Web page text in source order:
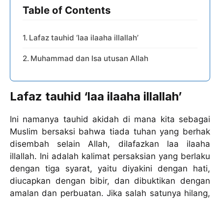
Table of Contents
Lafaz tauhid ‘laa ilaaha illallah’
Muhammad dan Isa utusan Allah
Lafaz tauhid ‘laa ilaaha illallah’
Ini namanya tauhid akidah di mana kita sebagai
Muslim bersaksi bahwa tiada tuhan yang berhak
disembah selain Allah, dilafazkan laa ilaaha
illallah. Ini adalah kalimat persaksian yang berlaku
dengan tiga syarat, yaitu diyakini dengan hati,
diucapkan dengan bibir, dan dibuktikan dengan
amalan dan perbuatan. Jika salah satunya hilang,